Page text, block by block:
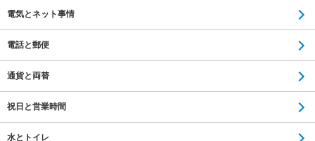
電気とネット事情
電話と郵便
通貨と両替
祝日と営業時間
水とトイレ